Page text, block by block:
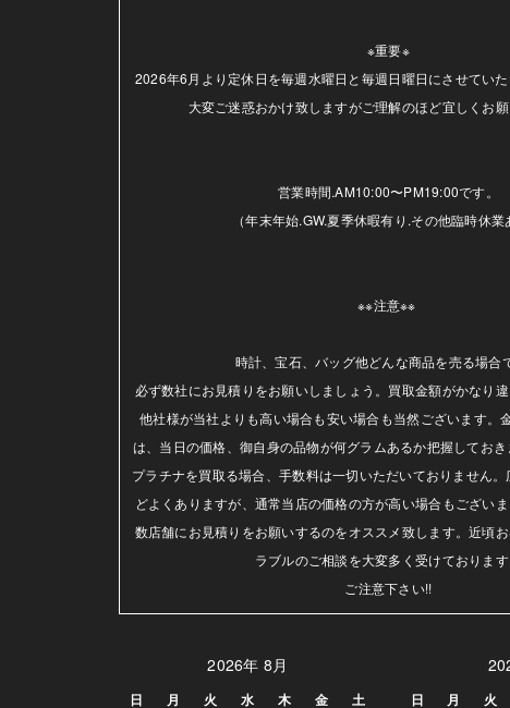
※重要※
2026年6月より定休日を毎週水曜日と毎週日曜日にさせてい
大変ご迷惑おかけ致しますがご理解のほど宜しくお願
営業時間.AM10:00〜PM19:00です。
（年末年始.GW.夏季休暇有り.その他臨時休業
※※注意※※
時計、宝石、バッグ他どんな商品を売る場合
必ず数社にお見積りをお願いしましょう。買取金額がかなり違
他社様が当社よりも高い場合も安い場合も当然ございます。
は、当日の価格、御自身の品物が何グラムあるか把握してお
プラチナを買取る場合、手数料は一切いただいておりません
どよくありますが、通常当店の価格の方が高い場合もござい
数店舗にお見積りをお願いするのをオススメ致します。近頃
ラブルのご相談を大変多く受けております
ご注意下さい!!
2026年 8月
日 月 火 水 木 金 土 日 月 火